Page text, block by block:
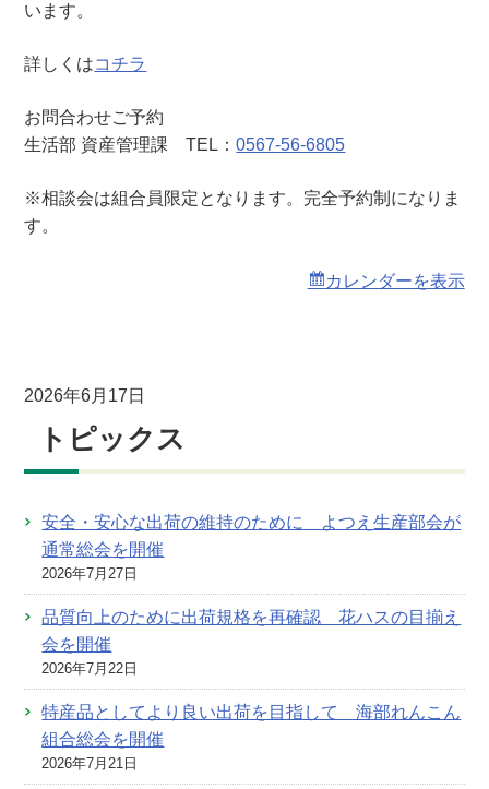
います。
詳しくはコチラ
お問合わせご予約
生活部 資産管理課 TEL：0567-56-6805
※相談会は組合員限定となります。完全予約制になりま
す。
カレンダーを表示
2026年6月17日
トピックス
安全・安心な出荷の維持のために よつえ生産部会が
通常総会を開催
2026年7月27日
品質向上のために出荷規格を再確認 花ハスの目揃え
会を開催
2026年7月22日
特産品としてより良い出荷を目指して 海部れんこん
組合総会を開催
2026年7月21日